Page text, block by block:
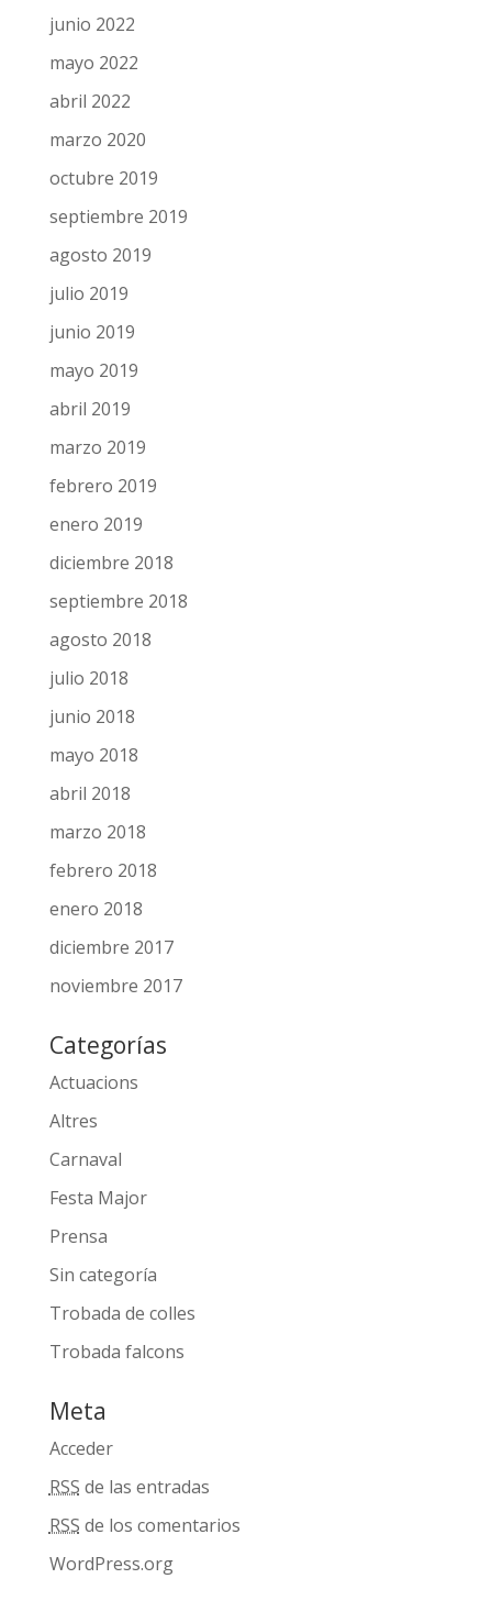
junio 2022
mayo 2022
abril 2022
marzo 2020
octubre 2019
septiembre 2019
agosto 2019
julio 2019
junio 2019
mayo 2019
abril 2019
marzo 2019
febrero 2019
enero 2019
diciembre 2018
septiembre 2018
agosto 2018
julio 2018
junio 2018
mayo 2018
abril 2018
marzo 2018
febrero 2018
enero 2018
diciembre 2017
noviembre 2017
Categorías
Actuacions
Altres
Carnaval
Festa Major
Prensa
Sin categoría
Trobada de colles
Trobada falcons
Meta
Acceder
RSS de las entradas
RSS de los comentarios
WordPress.org